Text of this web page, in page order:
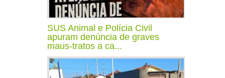
SUS Animal e Polícia Civil
apuram denúncia de graves
maus-tratos a ca...